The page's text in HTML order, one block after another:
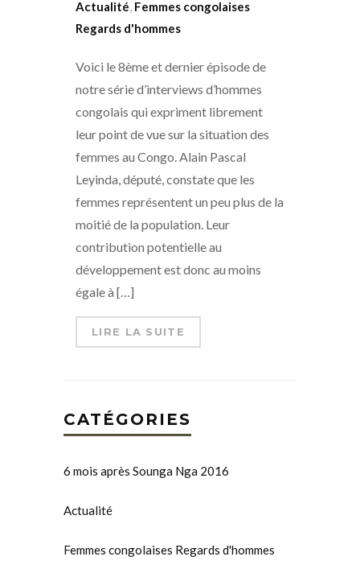
Actualité, Femmes congolaises
Regards d'hommes
Voici le 8ème et dernier épisode de
notre série d’interviews d’hommes
congolais qui expriment librement
leur point de vue sur la situation des
femmes au Congo. Alain Pascal
Leyinda, député, constate que les
femmes représentent un peu plus de la
moitié de la population. Leur
contribution potentielle au
développement est donc au moins
égale à […]
LIRE LA SUITE
CATÉGORIES
6 mois après Sounga Nga 2016
Actualité
Femmes congolaises Regards d'hommes